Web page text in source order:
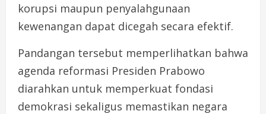
korupsi maupun penyalahgunaan
kewenangan dapat dicegah secara efektif.
Pandangan tersebut memperlihatkan bahwa
agenda reformasi Presiden Prabowo
diarahkan untuk memperkuat fondasi
demokrasi sekaligus memastikan negara